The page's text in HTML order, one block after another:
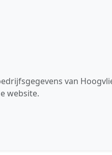
van
website.